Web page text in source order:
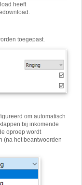
heeft
toegepast.
om automatisch
bij inkomende
oproep wordt
(na het beantwoorden